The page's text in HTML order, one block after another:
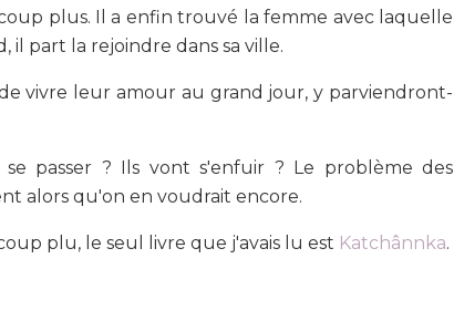
plus. Il a enfin trouvé la femme avec laquelle
il part la rejoindre dans sa ville.
vivre leur amour au grand jour, y parviendront-
passer ? Ils vont s'enfuir ? Le problème des
alors qu'on en voudrait encore.
plu, le seul livre que j'avais lu est Katchânnka.